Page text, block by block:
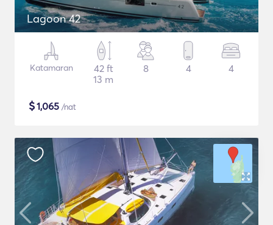
Lagoon 42
Katamaran
42 ft
13 m
8 4 4
$1,065 /nat